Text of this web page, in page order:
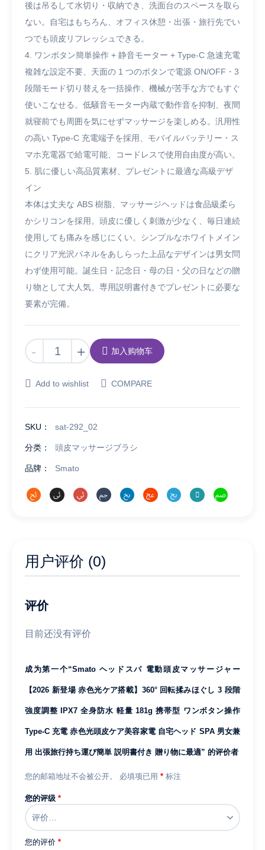
後は吊るして水切り・収納でき、洗面台のスペースを取ら
ない。自宅はもちろん、オフィス休憩・出張・旅行先でい
つでも頭皮リフレッシュできる。
4. ワンボタン簡単操作 + 静音モーター + Type-C 急速充電
複雑な設定不要、天面の 1 つのボタンで電源 ON/OFF・3
段階モード切り替えを一括操作、機械が苦手な方でもすぐ
使いこなせる。低騒音モーター内蔵で動作音を抑制、夜間
就寝前でも周囲を気にせずマッサージを楽しめる。汎用性
の高い Type-C 充電端子を採用、モバイルバッテリー・ス
マホ充電器で給電可能、コードレスで使用自由度が高い。
5. 肌に優しい高品質素材、プレゼントに最適な高級デザ
イン
本体は丈夫な ABS 樹脂、マッサージヘッドは食品級柔ら
かシリコンを採用。頭皮に優しく刺激が少なく、毎日連続
使用しても痛みを感じにくい。シンプルなホワイトメイン
にクリア光沢パネルをあしらった上品なデザインは男女問
わず使用可能。誕生日・記念日・母の日・父の日などの贈
り物として大人気、専用説明書付きでプレゼントに必要な
要素が完備。
-
Smato
ド
電
動
皮
ッ
ャ
新
登
場
光
ケ
搭
載】
回
転
み
ほ
ぐ
し
+ 加入购物车
Add to wishlist COMPARE
SKU： sat-292_02
分类： 頭皮マッサージブラシ
品牌： Smato
用户评价 (0)
评价
目前还没有评价
成为第一个“Smato ヘッドスパ 電動頭皮マッサージャー
【2026 新登場 赤色光ケア搭載】360° 回転揉みほぐし 3 段階
強度調整 IPX7 全身防水 軽量 181g 携帯型 ワンボタン操作
Type-C 充電 赤色光頭皮ケア美容家電 自宅ヘッド SPA 男女兼
用 出張旅行持ち運び簡単 説明書付き 贈り物に最適” 的评价者
您的邮箱地址不会被公开。 必填项已用 * 标注
您的评级 *
您的评价 *